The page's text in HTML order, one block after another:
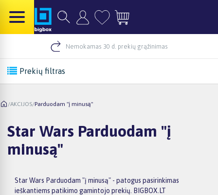
Nemokamas 30 d. prekių grąžinimas
Prekių filtras
/AKCIJOS/Parduodam "į minusą"
Star Wars Parduodam "į
minusą"
Star Wars Parduodam "į minusą" - patogus pasirinkimas
ieškantiems patikimo gamintojo prekių. BIGBOX.LT